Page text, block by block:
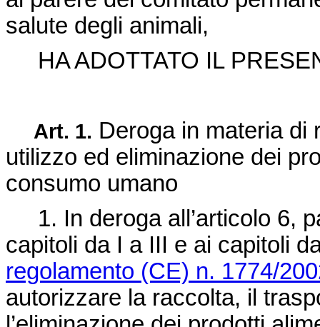
salute degli animali,
HA ADOTTATO IL
Art. 1. Deroga in materia di
utilizzo ed eliminazione dei
consumo umano
1. In deroga all’articolo 6,
capitoli da I a III e ai capitoli
regolamento (CE) n. 1774/
autorizzare la raccolta, il